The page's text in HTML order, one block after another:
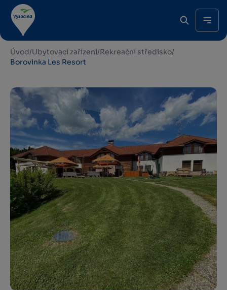
Úvod/Ubytovací zařízení/Rekreační středisko/
Borovinka Les Resort